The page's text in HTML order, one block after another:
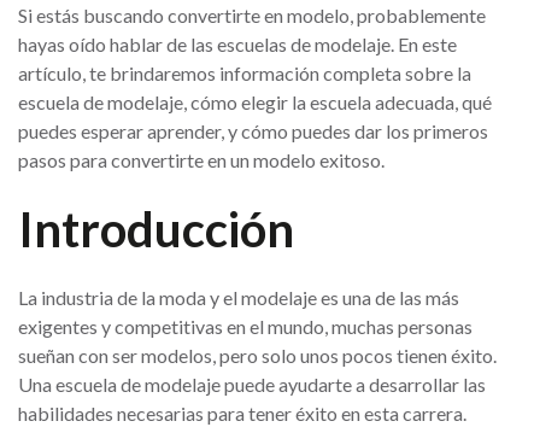
Si estás buscando convertirte en modelo, probablemente
hayas oído hablar de las escuelas de modelaje. En este
artículo, te brindaremos información completa sobre la
escuela de modelaje, cómo elegir la escuela adecuada, qué
puedes esperar aprender, y cómo puedes dar los primeros
pasos para convertirte en un modelo exitoso.
Introducción
La industria de la moda y el modelaje es una de las más
exigentes y competitivas en el mundo, muchas personas
sueñan con ser modelos, pero solo unos pocos tienen éxito.
Una escuela de modelaje puede ayudarte a desarrollar las
habilidades necesarias para tener éxito en esta carrera.